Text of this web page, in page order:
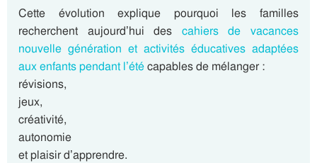
Cette évolution explique pourquoi les familles
recherchent aujourd’hui des cahiers de vacances
nouvelle génération et activités éducatives adaptées
aux enfants pendant l’étécapables de mélanger :
révisions,
jeux,
créativité,
autonomie
et plaisir d’apprendre.